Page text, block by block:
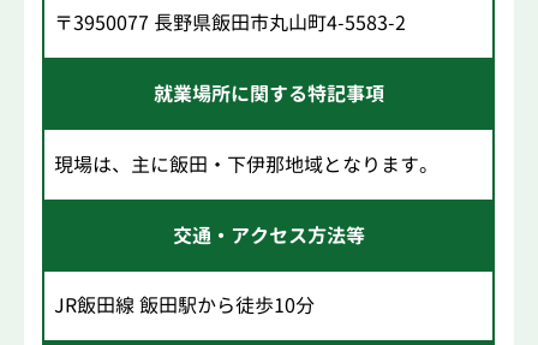
〒3950077 長野県飯田市丸山町4-5583-2
就業場所に関する特記事項
現場は、主に飯田・下伊那地域となります。
交通・アクセス方法等
JR飯田線 飯田駅から徒歩10分